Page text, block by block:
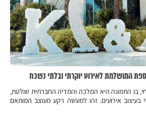
המושלמת לאירוע יוקרתי ובלתי נשכח
בו התמונה היא המלכה והמדיה החברתית שולטת,
בעיצוב אירועים. זהו למעשה רקע מעוצב המותאם